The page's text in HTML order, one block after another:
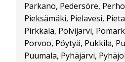
Parkano, Pedersöre,
Pieksämäki, Pielavesi,
Pirkkala, Polvijärvi,
Porvoo, Pöytyä, Pukkila,
Puumala, Pyhäjärvi,